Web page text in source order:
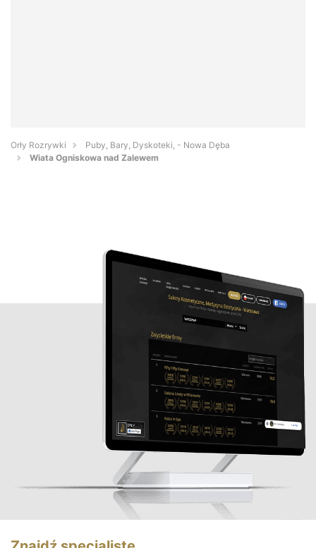
Orły Rozrywki
Puby, Bary, Dyskoteki, - Nowa Dęba
Wiata Ogniskowa nad Zalewem